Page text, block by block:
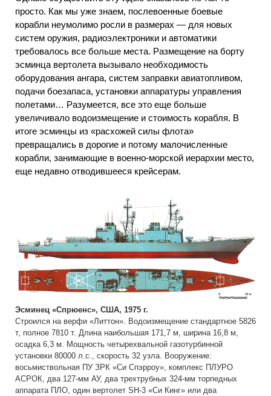
просто. Как мы уже знаем, послевоенные боевые
корабли неумолимо росли в размерах — для новых
систем оружия, радиоэлектроники и автоматики
требовалось все больше места. Размещение на борту
эсминца вертолета вызывало необходимость
оборудования ангара, систем заправки авиатопливом,
подачи боезапаса, установки аппаратуры управления
полетами… Разумеется, все это еще больше
увеличивало водоизмещение и стоимость корабля. В
итоге эсминцы из «расхожей силы флота»
превращались в дорогие и потому малочисленные
корабли, занимающие в военно-морской иерархии место,
еще недавно отводившееся крейсерам.
Эсминец «Спрюенс», США, 1975 г.
Строился на верфи «Литтон». Водоизмещение стандартное 5826
т, полное 7810 т. Длина наибольшая 171,7 м, ширина 16,8 м,
осадка 6,3 м. Мощность четырехвальной газотурбинной
установки 80000 л.с., скорость 32 узла. Вооружение:
восьмиствольная ПУ ЗРК «Си Спэрроу», комплекс ПЛУРО
АСРОК, два 127-мм АУ, два трехтрубных 324-мм торпедных
аппарата ПЛО, один вертолет SH-3 «Си Кинг» или два